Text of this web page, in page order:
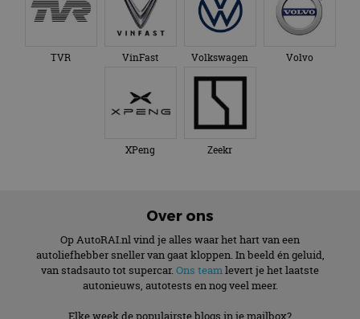
TVR VinFast Volkswagen Volvo
XPeng Zeekr
Over ons
Op AutoRAI.nl vind je alles waar het hart van een
autoliefhebber sneller van gaat kloppen. In beeld én geluid,
van stadsauto tot supercar. Ons teamlevert je het laatste
autonieuws, autotests en nog veel meer.
Elke week de populairste blogs in je mailbox?